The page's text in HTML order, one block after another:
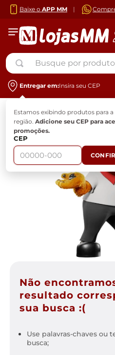
Baixe o APP MM |
Busque por produtos ou
Entregar em:Insira seu CEP
Estamos exibindo produtos para a
região. Adicione seu CEP para
promoções.
CEP
Não
resultado
sua busca :(
Use palavras-chaves ou
busca;